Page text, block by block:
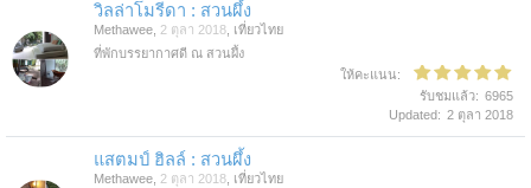
วิลล่าโมรีดา : สวนผึ้ง
Methawee 2 ตุลา 2018 เที่ยวไทย
ที่พักบรรยากาศดี ณ สวนผึ้ง
ให้คะแนน:
รับชมแล้ว: 6965
Updated: 2 ตุลา 2018
แสตมป์ ฮิลล์ : สวนผึ้ง
Methawee 2 ตุลา 2018 เที่ยวไทย